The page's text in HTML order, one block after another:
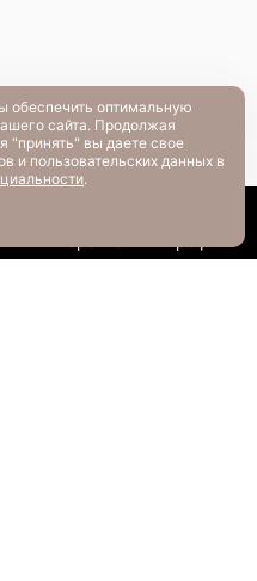
оптимальную
сайта. Продолжая
"принять" вы даете свое
и пользовательских данных в
.